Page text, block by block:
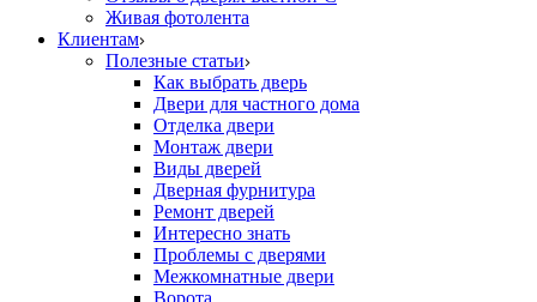
Живая фотолента
Клиентам
Полезные статьи
Как выбрать дверь
Двери для частного дома
Отделка двери
Монтаж двери
Виды дверей
Дверная фурнитура
Ремонт дверей
Интересно знать
Проблемы с дверями
Межкомнатные двери
Ворота